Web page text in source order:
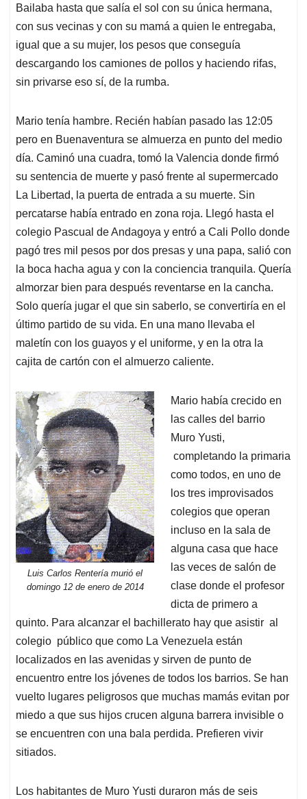
Bailaba hasta que salía el sol con su única hermana,
con sus vecinas y con su mamá a quien le entregaba,
igual que a su mujer, los pesos que conseguía
descargando los camiones de pollos y haciendo rifas,
sin privarse eso sí, de la rumba.
Mario tenía hambre. Recién habían pasado las 12:05
pero en Buenaventura se almuerza en punto del medio
día. Caminó una cuadra, tomó la Valencia donde firmó
su sentencia de muerte y pasó frente al supermercado
La Libertad, la puerta de entrada a su muerte. Sin
percatarse había entrado en zona roja. Llegó hasta el
colegio Pascual de Andagoya y entró a Cali Pollo donde
pagó tres mil pesos por dos presas y una papa, salió con
la boca hacha agua y con la conciencia tranquila. Quería
almorzar bien para después reventarse en la cancha.
Solo quería jugar el que sin saberlo, se convertiría en el
último partido de su vida. En una mano llevaba el
maletín con los guayos y el uniforme, y en la otra la
cajita de cartón con el almuerzo caliente.
Luis Carlos Rentería murió el
domingo 12 de enero de 2014
Mario había crecido en
las calles del barrio
Muro Yusti,
completando la primaria
como todos, en uno de
los tres improvisados
colegios que operan
incluso en la sala de
alguna casa que hace
las veces de salón de
clase donde el profesor
dicta de primero a
quinto. Para alcanzar el bachillerato hay que asistir al
colegio público que como La Venezuela están
localizados en las avenidas y sirven de punto de
encuentro entre los jóvenes de todos los barrios. Se han
vuelto lugares peligrosos que muchas mamás evitan por
miedo a que sus hijos crucen alguna barrera invisible o
se encuentren con una bala perdida. Prefieren vivir
sitiados.
Los habitantes de Muro Yusti duraron más de seis